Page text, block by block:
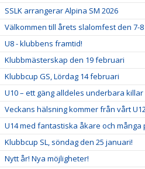
SSLK arrangerar Alpina SM 2026
Välkommen till årets slalomfest den 7-8
U8 - klubbens framtid!
Klubbmästerskap den 19 februari
Klubbcup GS, Lördag 14 februari
U10 – ett gäng alldeles underbara killar
Veckans hälsning kommer från vårt
U14 med fantastiska åkare och många
Klubbcup SL, söndag den 25 januari!
Nytt år! Nya möjligheter!